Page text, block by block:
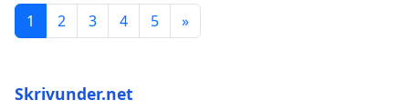
1 2 3 4 5 »
Skrivunder.net